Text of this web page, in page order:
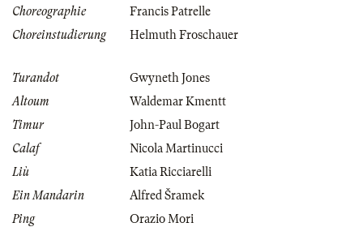
Choreographie
Francis Patrelle
Choreinstudierung
Helmuth Froschauer
Turandot
Gwyneth Jones
Altoum
Waldemar Kmentt
Timur
John-Paul Bogart
Calaf
Nicola Martinucci
Liù
Katia Ricciarelli
Ein Mandarin
Alfred Šramek
Ping
Orazio Mori